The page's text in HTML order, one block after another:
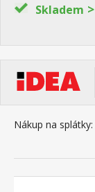
Skladem >
Nákup na splátky: